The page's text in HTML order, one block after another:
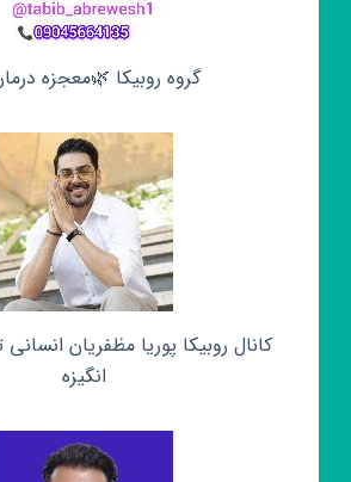
گروه روبیکا 🌿معجزه
کانال روبیکا پوریا مظفریان
انگیزه